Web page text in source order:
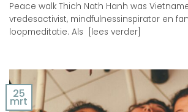
Peace walk Thich Nath Hanh was
vredesactivist, mindfulnessinspirator en
loopmeditatie. Als [lees verder]
25
mrt